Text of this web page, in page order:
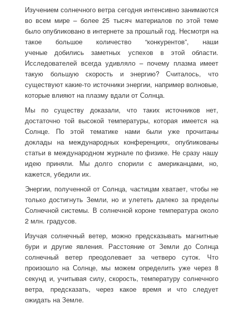
Изучением солнечного ветра сегодня интенсивно занимаются
во всем мире – более 25 тысяч материалов по этой теме
было опубликовано в интернете за прошлый год. Несмотря на
такое большое количество “конкурентов”, наши
ученые добились заметных успехов в этой области.
Исследователей всегда удивляло – почему плазма имеет
такую большую скорость и энергию? Считалось, что
существуют какие-то источники энергии, например волновые,
которые влияют на плазму вдали от Солнца.
Мы по существу доказали, что таких источников нет,
достаточно той высокой температуры, которая имеется на
Солнце. По этой тематике нами были уже прочитаны
доклады на международных конференциях, опубликованы
статьи в международном журнале по физике. Не сразу нашу
идею приняли. Мы долго спорили с американцами, но,
кажется, убедили их.
Энергии, полученной от Солнца, частицам хватает, чтобы не
только достигнуть Земли, но и улететь далеко за пределы
Солнечной системы. В солнечной короне температура около
2 млн. градусов.
Изучая солнечный ветер, можно предсказывать магнитные
бури и другие явления. Расстояние от Земли до Солнца
солнечный ветер преодолевает за четверо суток. Что
произошло на Солнце, мы можем определить уже через 8
секунд и, учитывая силу, скорость, температуру солнечного
ветра, предсказать, через какое время и что следует
ожидать на Земле.